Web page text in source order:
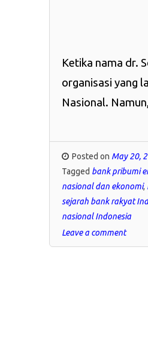
Ketika nama dr.
organisasi yang
Nasional.
Posted on May 20,
Tagged bank pribumi
nasional dan ekonomi,
sejarah bank rakyat
nasional Indonesia
Leave a comment